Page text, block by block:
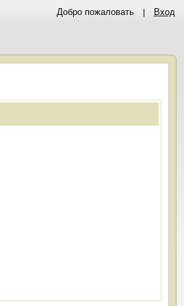
Добро пожаловать Вход